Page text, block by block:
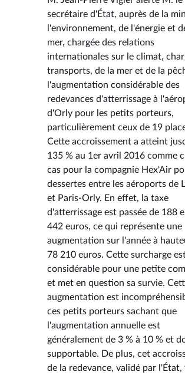
secrétaire d'État, auprès de la
l'environnement, de l'énergie et
mer, chargée des relations
internationales sur le climat,
transports, de la mer et de la
l'augmentation considérable des
redevances d'atterrissage à
d'Orly pour les petits porteurs,
particulièrement ceux de 19
Cette accroissement a atteint
135 % au 1er avril 2016 comme
cas pour la compagnie Hex'Air
dessertes entre les aéroports de
et Paris-Orly. En effet, la taxe
d'atterrissage est passée de 188
442 euros, ce qui représente une
augmentation sur l'année à
78 210 euros. Cette surcharge
considérable pour une petite
et met en question sa survie.
augmentation est
ces petits porteurs sachant que
l'augmentation annuelle est
généralement de 3 % à 10 % et
supportable. De plus, cet
de la redevance, validé par l'État,